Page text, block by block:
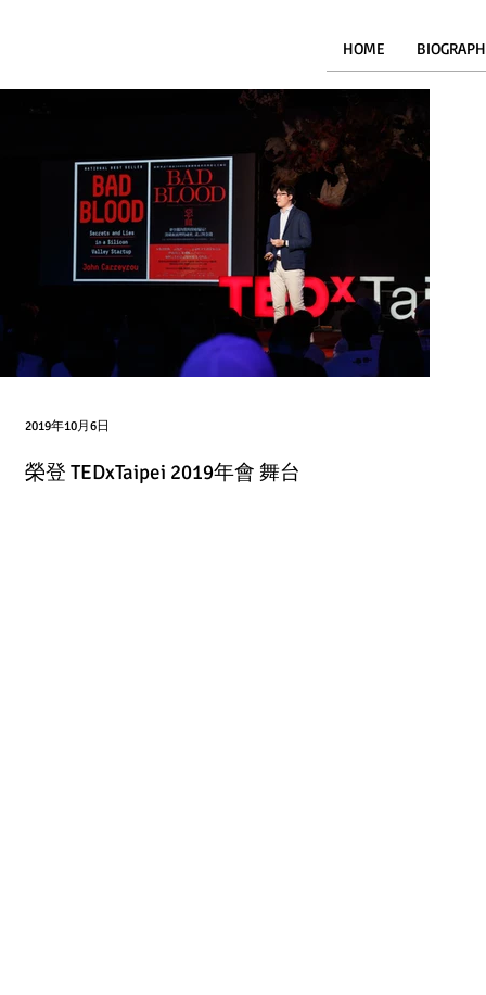
HOME
榮登 TEDxTaipei 2019年會 舞台
2019年10月6日